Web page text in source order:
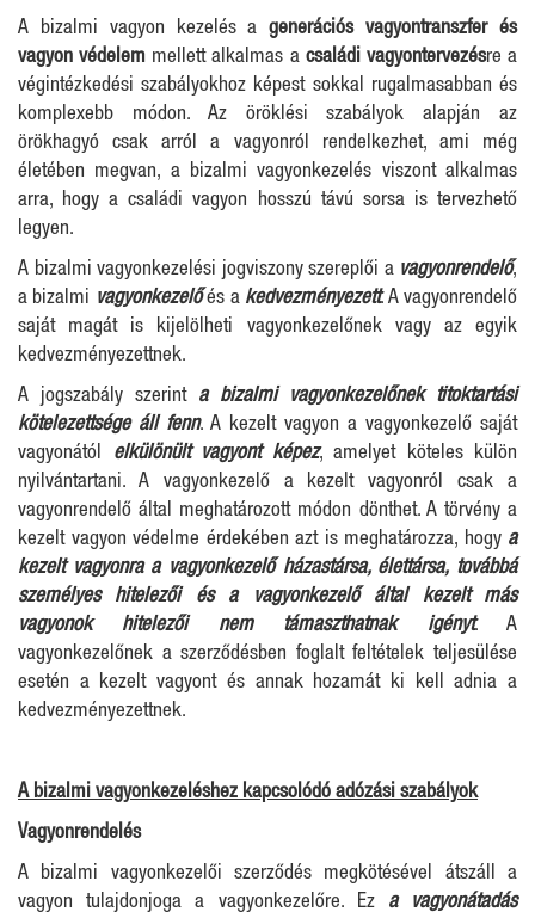
A bizalmi vagyon kezelés a generációs vagyontranszfer és
vagyon védelem mellett alkalmas a családi vagyontervezésre a
végintézkedési szabályokhoz képest sokkal rugalmasabban és
komplexebb módon. Az öröklési szabályok alapján az
örökhagyó csak arról a vagyonról rendelkezhet, ami még
életében megvan, a bizalmi vagyonkezelés viszont alkalmas
arra, hogy a családi vagyon hosszú távú sorsa is tervezhető
legyen.
A bizalmi vagyonkezelési jogviszony szereplői a vagyonrendelő,
a bizalmi vagyonkezelőés a kedvezményezett. A vagyonrendelő
saját magát is kijelölheti vagyonkezelőnek vagy az egyik
kedvezményezettnek.
A jogszabály szerint a bizalmi vagyonkezelőnek titoktartási
kötelezettsége áll fenn. A kezelt vagyon a vagyonkezelő saját
vagyonától elkülönült vagyont képez, amelyet köteles külön
nyilvántartani. A vagyonkezelő a kezelt vagyonról csak a
vagyonrendelő által meghatározott módon dönthet. A törvény a
kezelt vagyon védelme érdekében azt is meghatározza, hogy a
kezelt vagyonra a vagyonkezelő házastársa, élettársa, továbbá
személyes hitelezői és a vagyonkezelő által kezelt más
vagyonok hitelezői nem támaszthatnak igényt. A
vagyonkezelőnek a szerződésben foglalt feltételek teljesülése
esetén a kezelt vagyont és annak hozamát ki kell adnia a
kedvezményezettnek.
A bizalmi vagyonkezeléshez kapcsolódó adózási szabályok
Vagyonrendelés
A bizalmi vagyonkezelői szerződés megkötésével átszáll a
vagyon tulajdonjoga a vagyonkezelőre. Ez a vagyonátadás